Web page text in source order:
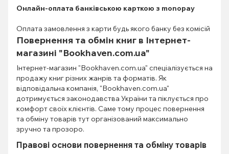
Онлайн-оплата банківською карткою з monopay
Оплата замовлення з карти будь якого банку без комісій
Повернення та обмін книг в Інтернет-
магазині "Bookhaven.com.ua"
Інтернет-магазин "Bookhaven.com.ua" спеціалізується на
продажу книг різних жанрів та форматів. Як
відповідальна компанія, "Bookhaven.com.ua"
дотримується законодавства України та піклується про
комфорт своїх клієнтів. Саме тому процес повернення
та обміну товарів тут організований максимально
зручно та прозоро.
Правові основи повернення та обміну товарів